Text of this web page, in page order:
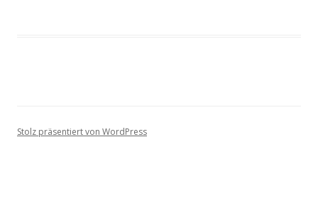
Stolz präsentiert von WordPress